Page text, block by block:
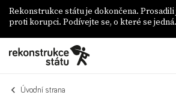
Rekonstrukce státu je dokončena. Prosadili
proti korupci. Podívejte se, o které se jedná.
Úvodní strana